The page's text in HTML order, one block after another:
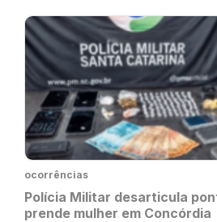
ocorrências
Polícia Militar desarticula
prende mulher em Concórdia